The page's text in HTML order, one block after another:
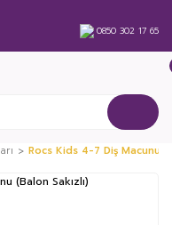
0850 302 17 65
Rocs Kids 4-7 Diş Macunu